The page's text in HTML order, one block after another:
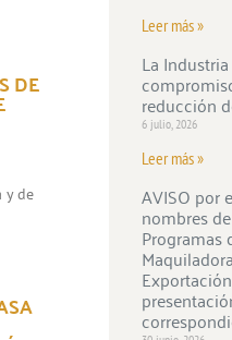
DE
y de
Leer más »
La
reducción
6 julio, 2026
Leer más »
AVISO por
nombres
Programas